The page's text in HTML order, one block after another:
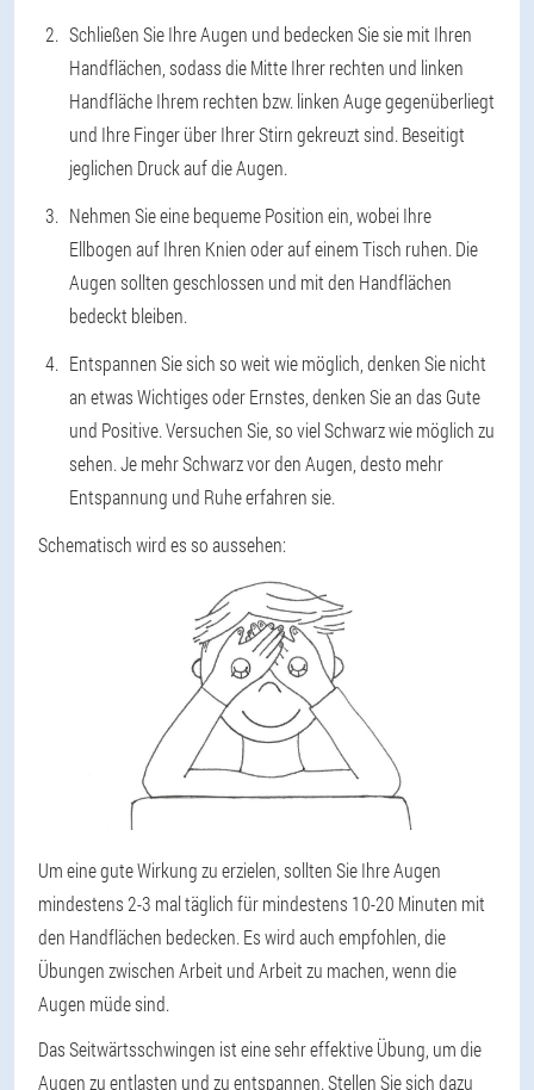
Schließen Sie Ihre Augen und bedecken Sie sie mit Ihren
Handflächen, sodass die Mitte Ihrer rechten und linken
Handfläche Ihrem rechten bzw. linken Auge gegenüberliegt
und Ihre Finger über Ihrer Stirn gekreuzt sind. Beseitigt
jeglichen Druck auf die Augen.
Nehmen Sie eine bequeme Position ein, wobei Ihre
Ellbogen auf Ihren Knien oder auf einem Tisch ruhen. Die
Augen sollten geschlossen und mit den Handflächen
bedeckt bleiben.
Entspannen Sie sich so weit wie möglich, denken Sie nicht
an etwas Wichtiges oder Ernstes, denken Sie an das Gute
und Positive. Versuchen Sie, so viel Schwarz wie möglich zu
sehen. Je mehr Schwarz vor den Augen, desto mehr
Entspannung und Ruhe erfahren sie.
Schematisch wird es so aussehen:
Um eine gute Wirkung zu erzielen, sollten Sie Ihre Augen
mindestens 2-3 mal täglich für mindestens 10-20 Minuten mit
den Handflächen bedecken. Es wird auch empfohlen, die
Übungen zwischen Arbeit und Arbeit zu machen, wenn die
Augen müde sind.
Das Seitwärtsschwingen ist eine sehr effektive Übung, um die
Augen zu entlasten und zu entspannen. Stellen Sie sich dazu